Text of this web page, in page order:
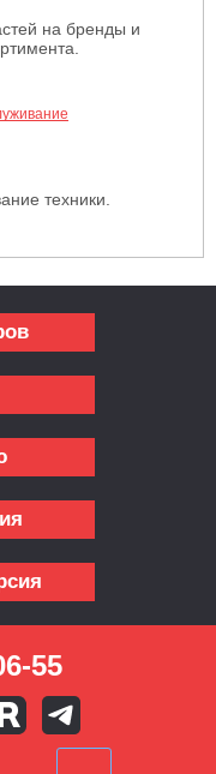
на бренды и
техники.
55